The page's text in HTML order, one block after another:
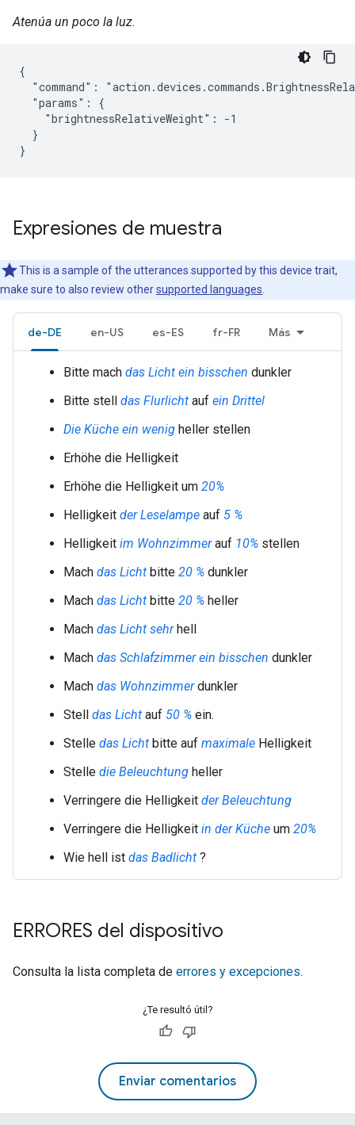
Atenúa un poco la luz.
{
"command":
  "params": {
    "brightnessRelativeWeight": -1
  }
}
Expresiones de muestra
This is a sample of the utterances supported by this device trait,
make sure to also review othersupported languages
de-DE en-US es-ES fr-FR Más
Bitte mach das Licht ein bisschen dunkler
Bitte stell das Flurlicht auf ein Drittel
Die Küche ein wenig heller stellen
Erhöhe die Helligkeit
Erhöhe die Helligkeit um 20%
Helligkeit der Leselampe auf 5 %
Helligkeit im Wohnzimmer auf 10% stellen
Mach das Licht bitte 20 % dunkler
Mach das Licht bitte 20 % heller
Mach das Licht sehr hell
Mach das Schlafzimmer ein bisschen dunkler
Mach das Wohnzimmer dunkler
Stell das Licht auf 50 % ein.
Stelle das Licht bitte auf maximale Helligkeit
Stelle die Beleuchtung heller
Verringere die Helligkeit der Beleuchtung
Verringere die Helligkeit in der Küche um 20%
Wie hell ist das Badlicht ?
ERRORES del dispositivo
Consulta la lista completa de errores y excepciones.
¿Te resultó útil?
Enviar comentarios